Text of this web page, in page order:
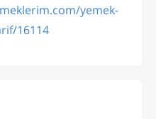
yemek-
16114